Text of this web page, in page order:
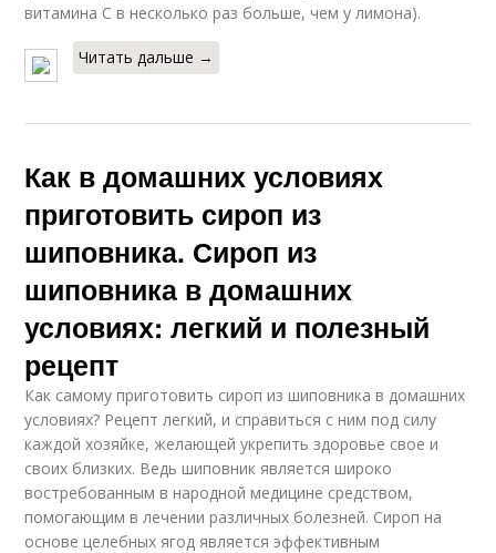
витамина С в несколько раз больше, чем у лимона).
Читать дальше →
Как в домашних условиях
приготовить сироп из
шиповника. Сироп из
шиповника в домашних
условиях: легкий и полезный
рецепт
Как самому приготовить сироп из шиповника в домашних
условиях? Рецепт легкий, и справиться с ним под силу
каждой хозяйке, желающей укрепить здоровье свое и
своих близких. Ведь шиповник является широко
востребованным в народной медицине средством,
помогающим в лечении различных болезней. Сироп на
основе целебных ягод является эффективным